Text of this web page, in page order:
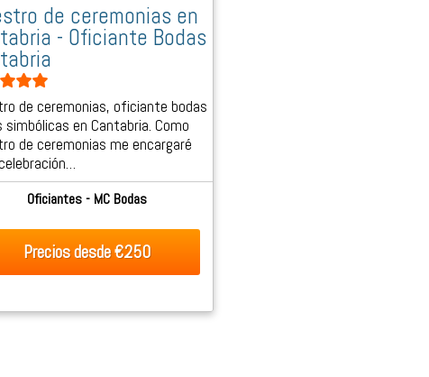
de ceremonias en
- Oficiante Bodas
de ceremonias, oficiante bodas
simbólicas en Cantabria. Como
de ceremonias me encargaré
Oficiantes - MC Bodas
Precios desde€250